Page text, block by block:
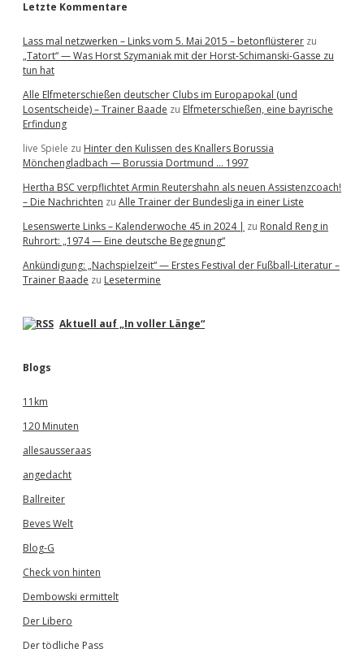
Letzte Kommentare
Lass mal netzwerken – Links vom 5. Mai 2015 – betonflüsterer zu
„Tatort“ — Was Horst Szymaniak mit der Horst-Schimanski-Gasse zu
tun hat
Alle Elfmeterschießen deutscher Clubs im Europapokal (und
Losentscheide) – Trainer Baade zu Elfmeterschießen, eine bayrische
Erfindung
live Spiele zu Hinter den Kulissen des Knallers Borussia
Mönchengladbach — Borussia Dortmund … 1997
Hertha BSC verpflichtet Armin Reutershahn als neuen Assistenzcoach!
– Die Nachrichten zu Alle Trainer der Bundesliga in einer Liste
Lesenswerte Links – Kalenderwoche 45 in 2024 | zu Ronald Reng in
Ruhrort: „1974 — Eine deutsche Begegnung“
Ankündigung: „Nachspielzeit“ — Erstes Festival der Fußball-Literatur –
Trainer Baade zu Lesetermine
Aktuell auf „In voller Länge“
Blogs
11km
120 Minuten
allesausseraas
angedacht
Ballreiter
Beves Welt
Blog-G
Check von hinten
Dembowski ermittelt
Der Libero
Der tödliche Pass